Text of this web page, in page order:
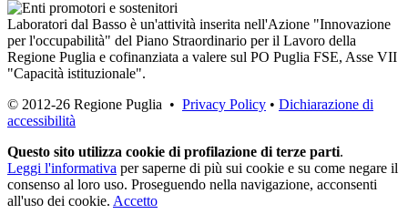
Laboratori dal Basso è un'attività inserita nell'Azione "Innovazione
per l'occupabilità" del Piano Straordinario per il Lavoro della
Regione Puglia e cofinanziata a valere sul PO Puglia FSE, Asse VII
"Capacità istituzionale".
© 2012-26 Regione Puglia • Privacy Policy • Dichiarazione di
accessibilità
Questo sito utilizza cookie di profilazione di terze parti.
Leggi l'informativa per saperne di più sui cookie e su come negare il
consenso al loro uso. Proseguendo nella navigazione, acconsenti
all'uso dei cookie. Accetto